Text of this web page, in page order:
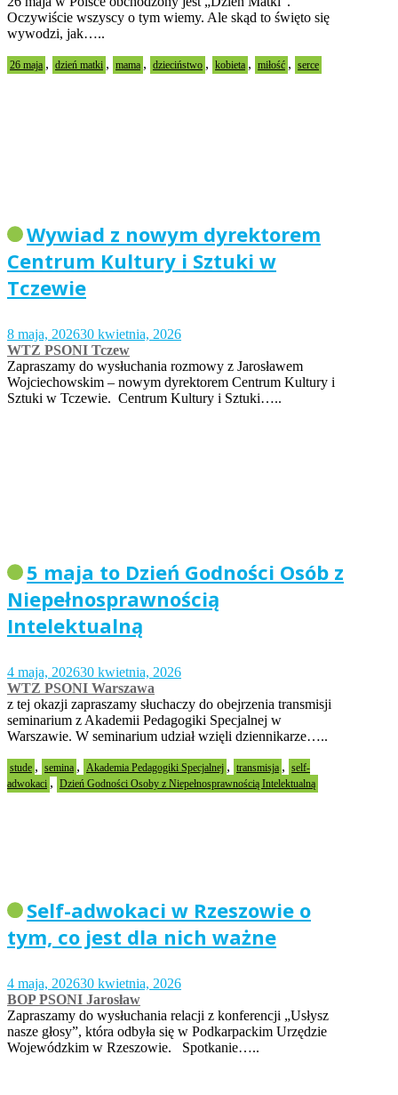
Oczywiście wszyscy o tym wiemy. Ale skąd to święto się
wywodzi, jak…..
26 maja , dzień matki , mama , dzieciństwo , kobieta , miłość , serce
Wywiad z nowym dyrektorem
Centrum Kultury i Sztuki w
Tczewie
8 maja, 202630 kwietnia, 2026
WTZ PSONI Tczew
Zapraszamy do wysłuchania rozmowy z Jarosławem
Wojciechowskim – nowym dyrektorem Centrum Kultury i
Sztuki w Tczewie. Centrum Kultury i Sztuki…..
5 maja to Dzień Godności Osób z
Niepełnosprawnością
Intelektualną
4 maja, 202630 kwietnia, 2026
WTZ PSONI Warszawa
z tej okazji zapraszamy słuchaczy do obejrzenia transmisji
seminarium z Akademii Pedagogiki Specjalnej w
Warszawie. W seminarium udział wzięli dziennikarze…..
stude , semina , Akademia Pedagogiki Specjalnej , transmisja , self-
adwokaci , Dzień Godności Osoby z Niepełnosprawnością Intelektualną
Self-adwokaci w Rzeszowie o
tym, co jest dla nich ważne
4 maja, 202630 kwietnia, 2026
BOP PSONI Jarosław
Zapraszamy do wysłuchania relacji z konferencji „Usłysz
nasze głosy”, która odbyła się w Podkarpackim Urzędzie
Wojewódzkim w Rzeszowie. Spotkanie…..